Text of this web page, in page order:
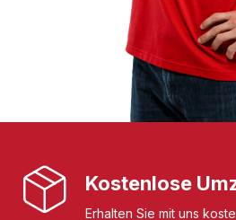
Kostenlose
Erhalten Sie mit uns